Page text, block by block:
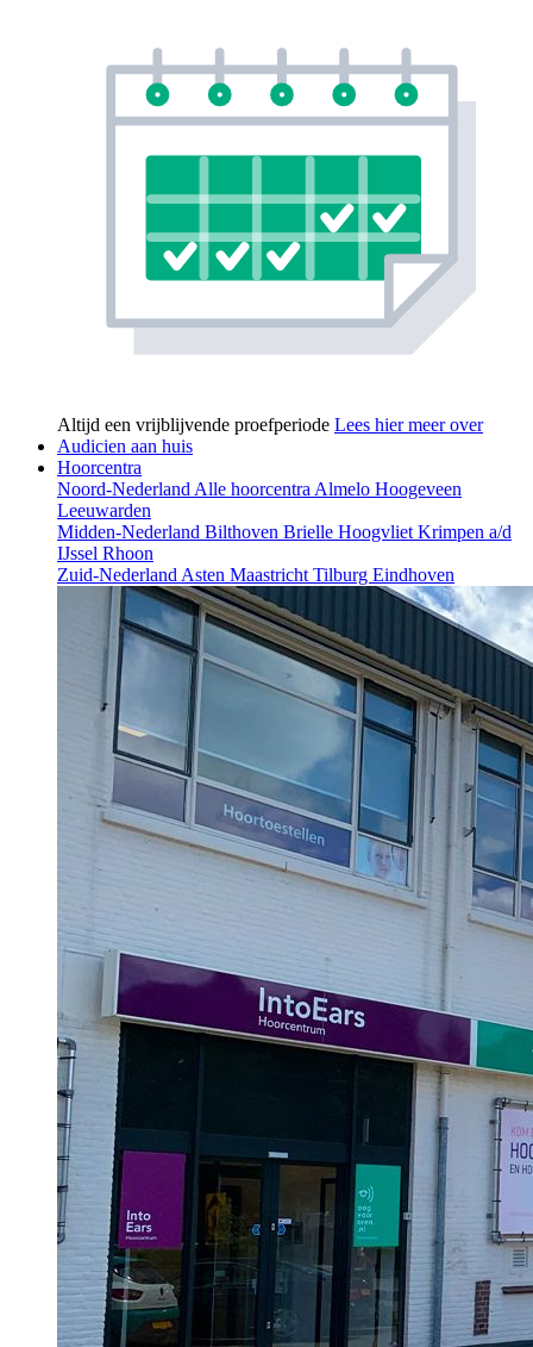
Altijd een vrijblijvende proefperiode Lees hier meer over
Audicien aan huis
Hoorcentra
Noord-Nederland Alle hoorcentra Almelo Hoogeveen
Leeuwarden
Midden-Nederland Bilthoven Brielle Hoogvliet Krimpen a/d
IJssel Rhoon
Zuid-Nederland Asten Maastricht Tilburg Eindhoven